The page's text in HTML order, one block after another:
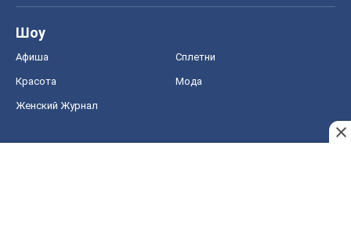
Шоу
Афиша Сплетни
Красота Мода
Женский Журнал